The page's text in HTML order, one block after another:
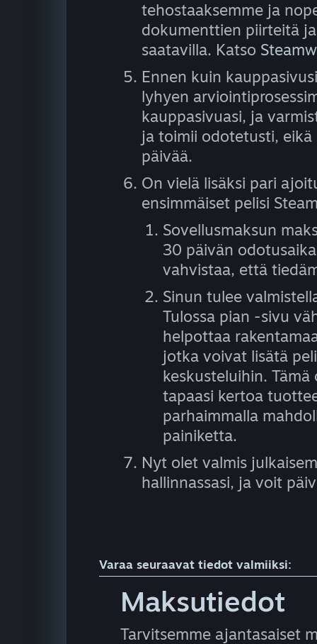
tehostaaksemme ja
dokumenttien piirteitä
saatavilla. Katso
Ennen kuin
lyhyen
kauppasivuasi, ja
ja toimii odotetusti, eikä
päivää.
On vielä lisäksi pari
ensimmäiset pelisi
Sovellusmaksun
30 päivän
vahvistaa, että
Sinun tulee
Tulossa pian -sivu
helpottaa
jotka voivat lisätä
keskusteluihin.
tapaasi kertoa
parhaimmalla
painiketta.
Nyt olet valmis
hallinnassasi, ja voit
Varaa seuraavat tiedot valmiiksi:
Maksutiedot
Tarvitsemme ajantasaiset